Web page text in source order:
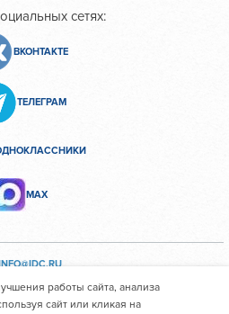
сетях:
ВКОНТАКТЕ
ТЕЛЕГРАМ
МАХ
работы сайта, анализа
сайт или кликая на